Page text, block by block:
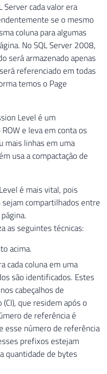
Server cada valor era
se o mesmo
coluna para algumas
No SQL Server 2008,
será armazenado apenas
referenciado em todas
temos o Page
Level é um
e leva em conta os
mais linhas em uma
usa a compactação de
é mais vital, pois
compartilhados entre
as seguintes técnicas:
acima.
cada coluna em uma
são identificados. Estes
cabeçalhos de
que residem após o
de referência é
esse número de referência
prefixos estejam
quantidade de bytes